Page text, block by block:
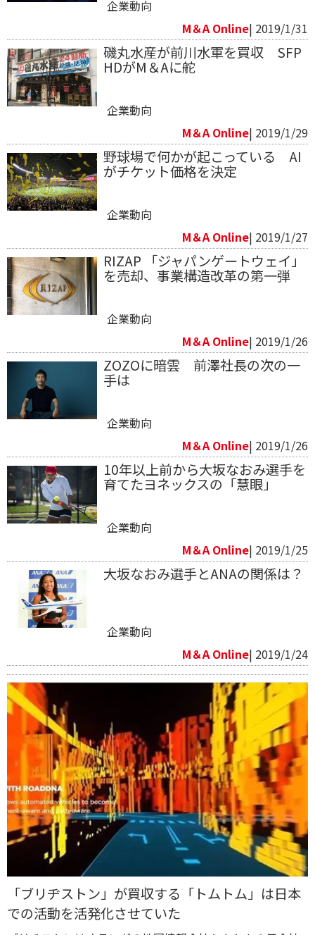
企業動向
M＆A Online| 2019/1/31
磯丸水産が前川水軍を買収 SFP
HDがM＆Aに舵
企業動向
M＆A Online| 2019/1/29
野球場で何かが起こっている AI
がチケット価格を決定
企業動向
M＆A Online| 2019/1/27
RIZAP 「ジャパンゲートウェイ」
を売却、事業構造改革の第一弾
企業動向
M＆A Online| 2019/1/26
ZOZOに暗雲 前澤社長の次の一
手は
企業動向
M＆A Online| 2019/1/26
10年以上前から大坂なおみ選手を
育てたヨネックスの「慧眼」
企業動向
M＆A Online| 2019/1/25
大坂なおみ選手とANAの関係は？
企業動向
M＆A Online| 2019/1/24
「ブリヂストン」が買収する「トムトム」は日本
での活動を活発化させていた